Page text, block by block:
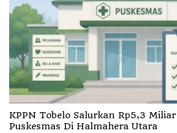
KPPN Tobelo Salurkan Rp5,3
Puskesmas Di Halmahera Utara